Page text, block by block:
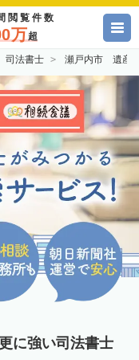
閲覧件数
万超
法書士 瀬戸内市 遺産
に強い司法書士